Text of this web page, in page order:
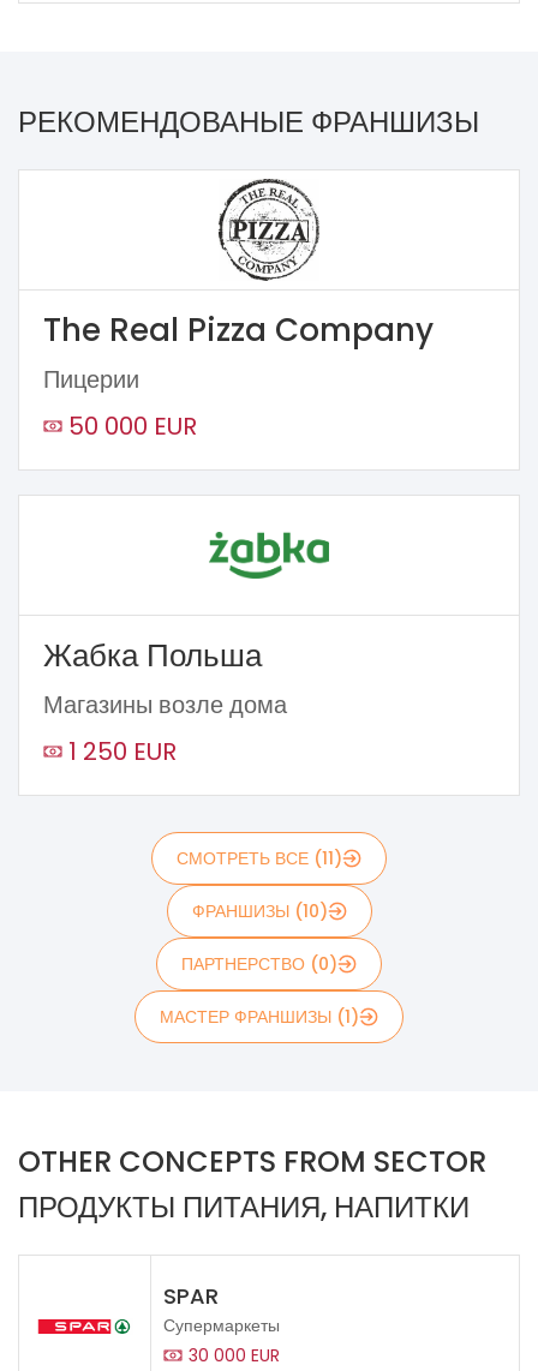
РЕКОМЕНДОВАНЫЕ ФРАНШИЗЫ
The Real Pizza Company
Пицерии
50 000 EUR
Жабка Польша
Магазины возле дома
1 250 EUR
СМОТРЕТЬ ВСЕ (11)
ФРАНШИЗЫ (10)
ПАРТНЕРСТВО (0)
МАСТЕР ФРАНШИЗЫ (1)
OTHER CONCEPTS FROM SECTOR
ПРОДУКТЫ ПИТАНИЯ, НАПИТКИ
SPAR
Супермаркеты
30 000 EUR